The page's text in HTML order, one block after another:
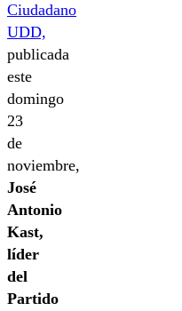
Ciudadano
UDD,
publicada
este
domingo
23
de
noviembre,
José
Antonio
Kast,
líder
del
Partido